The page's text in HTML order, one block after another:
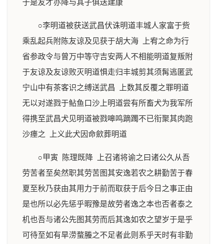
于是友才亦降与其子俱送建康
○李明道被获送武昌伏诛明道丰城人家富于赀
乘乱起兵附陈友谅及见获于胡大海 上宥之命为行
省参政令与曾万中等守吉安两人不相能明道复叛附
于友谅及友谅败灭明道惧走归丰城剪其须髯逃匿武
宁山中有茶客识之缚送武昌 上数其反覆之罪明道
无以对遂戮于鲇鱼口沙上明道尝有所畜犬为我军所
得携至武昌犬见明道被戮嗥鸣蹢躅不已衔聚其肉跑
沙瘗之 上义此犬因命歛葬明道
○甲寅 陈理既降 上召诸将谕之曰诸公久从吾
劳苦者至矣然职其劳苦图其安逸若农之耕勤苦于春
夏至秋乃获由其用力于前而取获于后今日之事正由
是也所以必先惩乎暇豫是故劳者逸之本也否者泰之
机也吾与诸公先图其劳而后其逸如农之望岁于是乎
可待至如有旱涝蝥螣之不足者此则系乎天时有非勤